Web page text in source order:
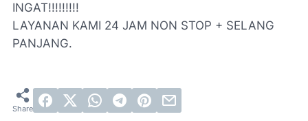
INGAT!!!!!!!!!
LAYANAN KAMI 24 JAM NON STOP + SELANG
PANJANG.